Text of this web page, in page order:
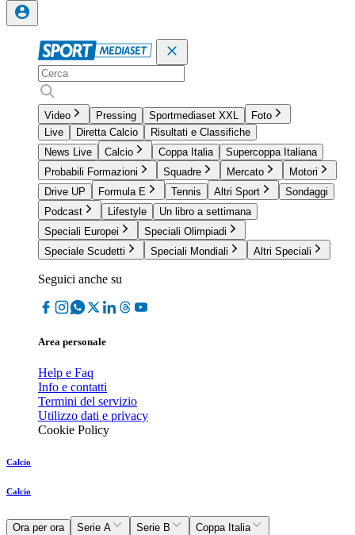
Video Pressing Sportmediaset XXL
Foto
Live
Diretta Calcio
Risultati e Classifiche
News Live
Calcio Coppa Italia
Supercoppa Italiana
Probabili Formazioni
Squadre Mercato
Motori
Drive UP
Formula E Tennis Altri Sport
Sondaggi
Podcast
Lifestyle
Un libro a settimana
Speciali Europei
Speciali Olimpiadi
Speciale Scudetti
Speciali Mondiali Altri Speciali
Seguici anche su
Area personale
Help e Faq
Info e contatti
Termini del servizio
Utilizzo dati e privacy
Cookie Policy
Calcio
Calcio
Ora per ora Serie A Serie B
Coppa Italia